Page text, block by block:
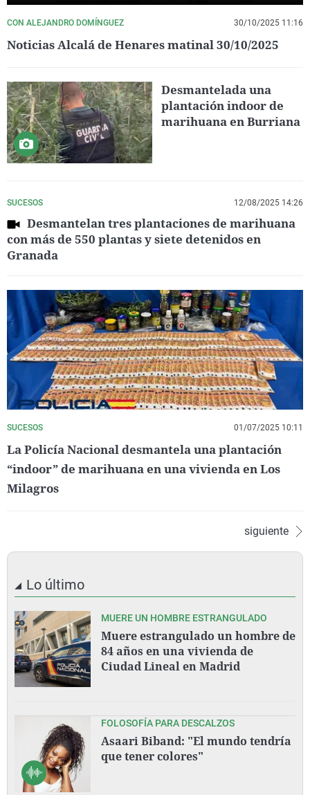
CON ALEJANDRO DOMÍNGUEZ 30/10/2025 11:16
Noticias Alcalá de Henares matinal 30/10/2025
Desmantelada una
plantación indoor de
marihuana en Burriana
SUCESOS 12/08/2025 14:26
Desmantelan tres plantaciones de marihuana
con más de 550 plantas y siete detenidos en
Granada
SUCESOS 01/07/2025 10:11
La Policía Nacional desmantela una plantación
“indoor” de marihuana en una vivienda en Los
Milagros
siguiente
Lo último
MUERE UN HOMBRE ESTRANGULADO
Muere estrangulado un hombre de
84 años en una vivienda de
Ciudad Lineal en Madrid
FOLOSOFÍA PARA DESCALZOS
Asaari Biband: "El mundo tendría
que tener colores"